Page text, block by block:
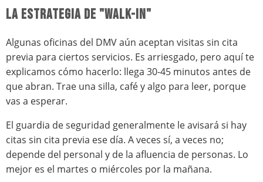
LA ESTRATEGIA DE "WALK-IN"
Algunas oficinas del DMV aún aceptan visitas sin cita
previa para ciertos servicios. Es arriesgado, pero aquí te
explicamos cómo hacerlo: llega 30-45 minutos antes de
que abran. Trae una silla, café y algo para leer, porque
vas a esperar.
El guardia de seguridad generalmente le avisará si hay
citas sin cita previa ese día. A veces sí, a veces no;
depende del personal y de la afluencia de personas. Lo
mejor es el martes o miércoles por la mañana.